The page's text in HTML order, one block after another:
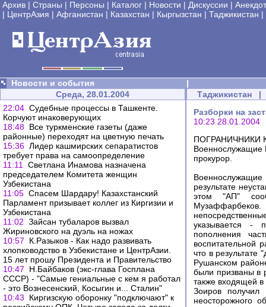
Архив | Страны | Персоны | Каталог | Новости | Дискуссии |
| ЦентрАзия | Афганистан | Казахстан | Кыргызстан | Таджикистан |
Новости и события
|
Среда, 28.01.2004
22:04 Судебные процессы в Ташкенте.
Корчуют инаковерующих
18:48 Все туркменские газеты (даже
районные) переходят на цветную печать
15:36 Лидер кашмирских ceпapaтиcтoв
требует права на caмooпpeдeлeниe
11:11
Светлана Инамова назначена
председателем Комитета женщин
Узбекистана
11:05 Спасем Шардару! Казахстанский
Парламент призывает коллег из Киргизии и
Узбекистана
11:02 Зайсан тубаларов вызвал
Жириновского на дуэль на ножах
10:57
К.Разыков - Как надо развивать
хлопководство в Узбекистане и ЦентрАзии.
15 лет прошу Президента и Правительство
10:47
Н.Байбаков (экс-глава Госплана
СССР) - "Самые гениальные с кем я работал
- это Вознесенский, Косыгин и... Сталин"
10:43
Киргизскую оборонку "подключают" к
Таджикистан |
Разборки на
10:23 28.01.2004
ПОГРАНИЧНИКИ
Военнослужащие
прокурор.
результате
этом "АП"
указывается -
пополнения
воспитательной
что в
Рушанском
были призваны в
также входящей в
Зоиров получил
неосторожного